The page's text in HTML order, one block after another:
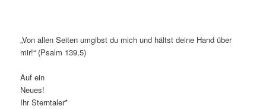
„Von allen Seiten umgibst du mich und hältst deine Hand über
mir!“ (Psalm 139,5)
Auf ein
Ihr Sterntaler*